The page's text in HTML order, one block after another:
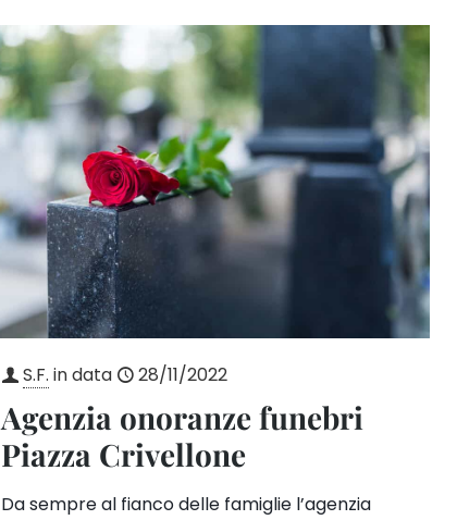
S.F. in data 28/11/2022
Agenzia onoranze funebri
Piazza Crivellone
Da sempre al fianco delle famiglie l’agenzia